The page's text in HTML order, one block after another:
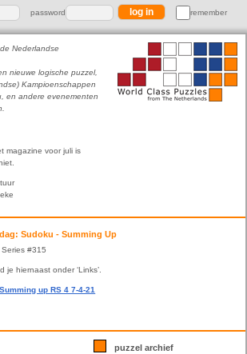
password remember
Nederlandse
nieuwe logische puzzel,
Kampioenschappen
en andere evenementen
magazine voor juli is
Sudoku - Summing Up
#315
je hiernaast onder ‘Links’.
up RS 4 7-4-21
puzzel archief